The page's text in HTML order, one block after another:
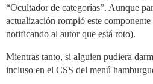
“Ocultador de categorías”. Aunque
actualización rompió este
notificando al autor que está roto).
Mientras tanto, si alguien pudiera
incluso en el CSS del menú